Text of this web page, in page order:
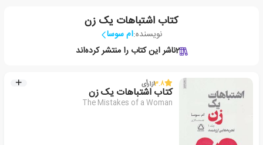
کتاب اشتباهات یک زن
نویسنده:ام سوسا
2ناشر این کتاب را منتشر کرده‌اند
3.8از1رأی
کتاب اشتباهات یک زن
The Mistakes of a Woman